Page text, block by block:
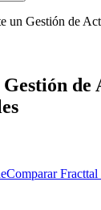
un Gestión de
Gestión de
Comparar Fracttal